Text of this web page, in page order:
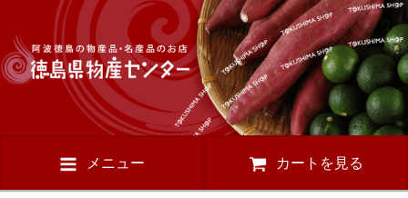
メニュー カートを見る